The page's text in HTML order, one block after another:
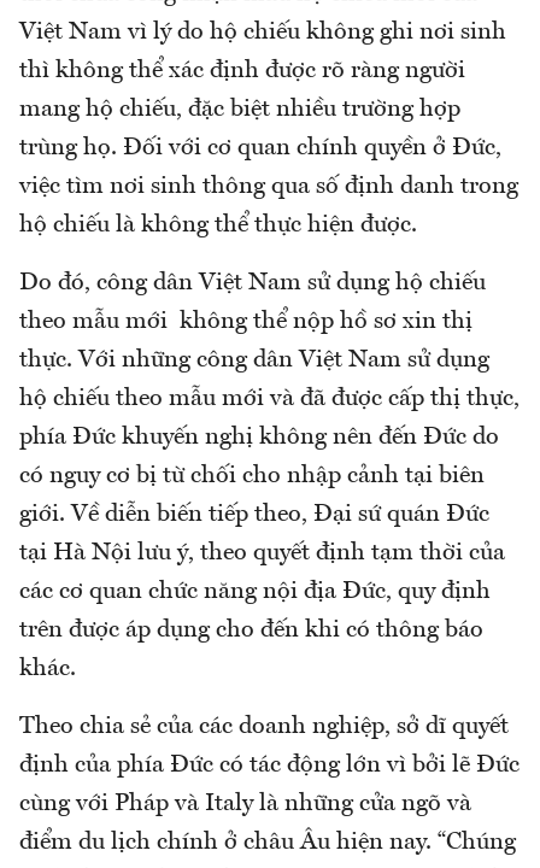
Việt Nam vì lý do hộ chiếu không ghi nơi sinh
thì không thể xác định được rõ ràng người
mang hộ chiếu, đặc biệt nhiều trường hợp
trùng họ. Đối với cơ quan chính quyền ở Đức,
việc tìm nơi sinh thông qua số định danh trong
hộ chiếu là không thể thực hiện được.
Do đó, công dân Việt Nam sử dụng hộ chiếu
theo mẫu mới không thể nộp hồ sơ xin thị
thực. Với những công dân Việt Nam sử dụng
hộ chiếu theo mẫu mới và đã được cấp thị thực,
phía Đức khuyến nghị không nên đến Đức do
có nguy cơ bị từ chối cho nhập cảnh tại biên
giới. Về diễn biến tiếp theo, Đại sứ quán Đức
tại Hà Nội lưu ý, theo quyết định tạm thời của
các cơ quan chức năng nội địa Đức, quy định
trên được áp dụng cho đến khi có thông báo
khác.
Theo chia sẻ của các doanh nghiệp, sở dĩ quyết
định của phía Đức có tác động lớn vì bởi lẽ Đức
cùng với Pháp và Italy là những cửa ngõ và
điểm du lịch chính ở châu Âu hiện nay. “Chúng